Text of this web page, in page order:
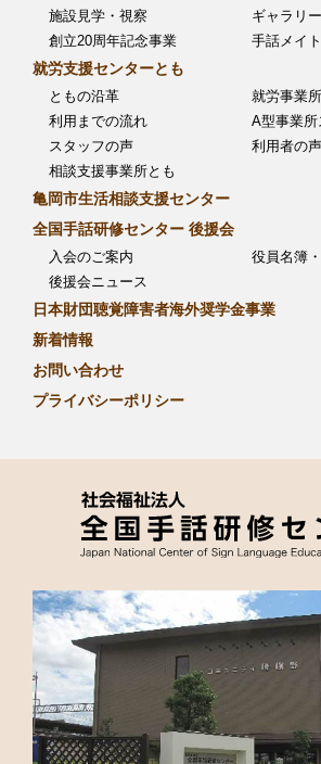
施設見学・視察
ギャラリ
創立20周年記念事業
手話メイト
就労支援センターとも
ともの沿革
就労事業
利用までの流れ
A型事業
スタッフの声
利用者の声
相談支援事業所とも
亀岡市生活相談支援センター
全国手話研修センター 後援会
入会のご案内
役員名簿
後援会ニュース
日本財団聴覚障害者海外奨学金事業
新着情報
お問い合わせ
プライバシーポリシー